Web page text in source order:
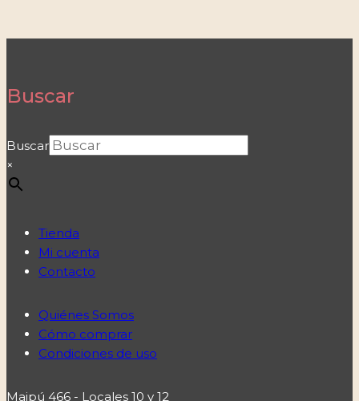
Buscar
Buscar
×
Tienda
Mi cuenta
Contacto
Quiénes Somos
Cómo comprar
Condiciones de uso
Maipú 466 - Locales 10 y 12